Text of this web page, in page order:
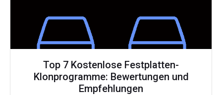
Top 7 Kostenlose Festplatten-
Klonprogramme: Bewertungen und
Empfehlungen